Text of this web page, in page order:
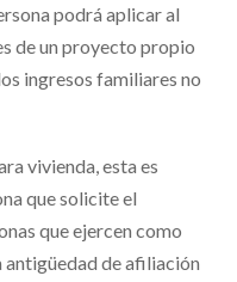
podrá aplicar al
de un proyecto propio
ingresos familiares no
vivienda, esta es
que solicite el
que ejercen como
antigüedad de afiliación